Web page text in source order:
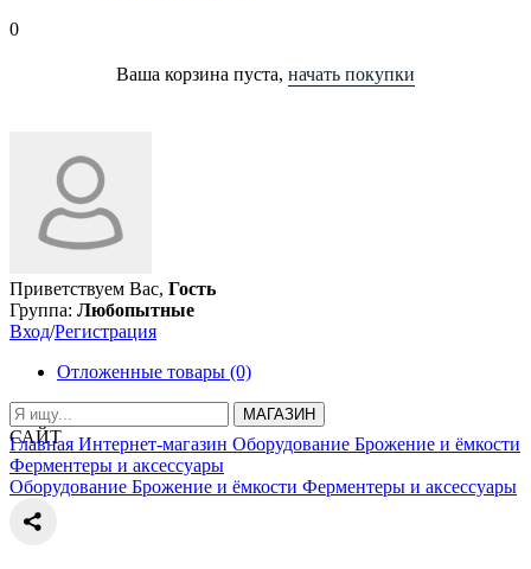
0
Ваша корзина пуста, начать покупки
Приветствуем Вас, Гость
Группа: Любопытные
Вход/Регистрация
Отложенные товары (0)
МАГАЗИН
САЙТ
Главная Интернет-магазин Оборудование Брожение и ёмкости
Ферментеры и аксессуары
Оборудование Брожение и ёмкости Ферментеры и аксессуары